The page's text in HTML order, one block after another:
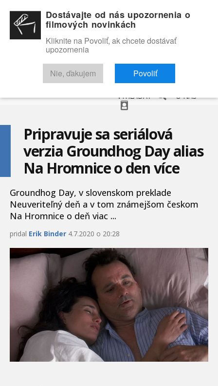
RECENZIE TRAILERY FILMOVÁ DATABÁZA
VYHĽADAŤ O NÁS
Pripravuje sa seriálová
verzia Groundhog Day alias
Na Hromnice o den více
Groundhog Day, v slovenskom preklade
Neuveriteľný deň a v tom známejšom českom
Na Hromnice o deň viac ...
pridal Erik Binder 4.7.2020 o 20:28
Dostávajte od nás upozornenia o
filmových novinkách
Kliknite na Povoliť, ak chcete dostávať
upozornenia
Nie, ďakujem Povoliť